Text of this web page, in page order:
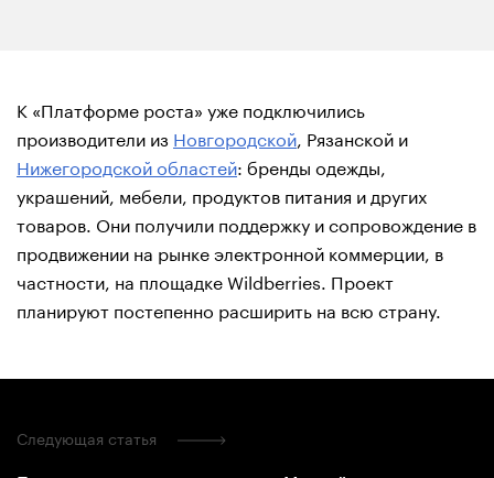
К «Платформе роста» уже подключились
производители из Новгородской , Рязанской и
Нижегородской областей: бренды одежды,
украшений, мебели, продуктов питания и других
товаров. Они получили поддержку и сопровождение в
продвижении на рынке электронной коммерции, в
частности, на площадке Wildberries. Проект
планируют постепенно расширить на всю страну.
Следующая статья